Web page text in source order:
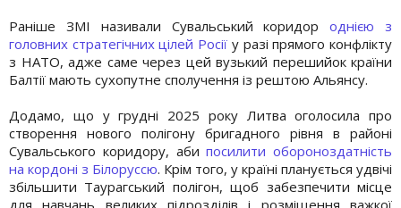
Раніше ЗМІ називали Сувальський коридороднією з
головних стратегічних цілей Росії у разі прямого конфлікту
з НАТО, адже саме через цей вузький перешийок країни
Балтії мають сухопутне сполучення із рештою Альянсу.
Додамо, що у грудні 2025 року Литва оголосила про
створення нового полігону бригадного рівня в районі
Сувальського коридору, абипосилити обороноздатність
на кордоні з Білоруссю. Крім того, у країні планується удвічі
збільшити Таурагський полігон, щоб забезпечити місце
для навчань великих підрозділів і розміщення важкої